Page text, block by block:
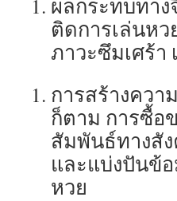
ผลกระทบทา
ติดการเล่นหว
ภาวะซึมเศร้า
การสร้างคว
ก็ตาม การซื้อ
สัมพันธ์ทางสั
และแบ่งปันข้
หวย